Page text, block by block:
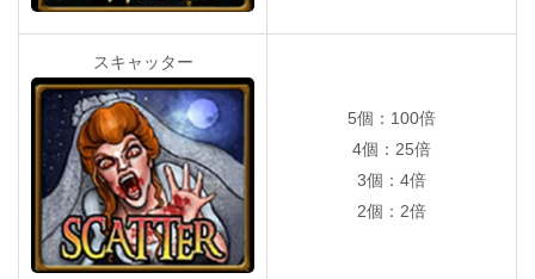
スキャッター
5個：100倍
4個：25倍
3個：4倍
2個：2倍